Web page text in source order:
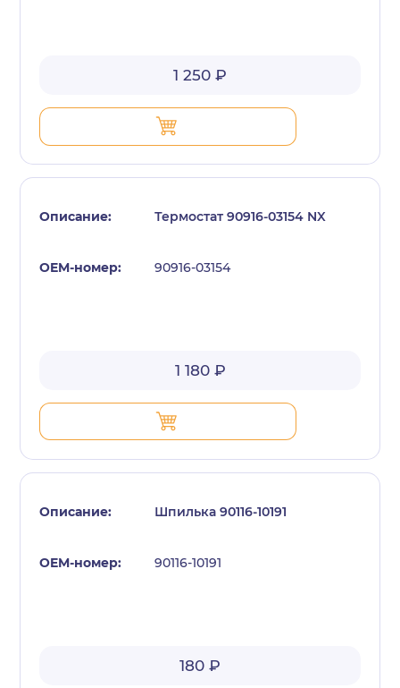
1 250 ₽
Термостат 90916-03154 NX
90916-03154
1 180 ₽
Шпилька 90116-10191
90116-10191
180 ₽